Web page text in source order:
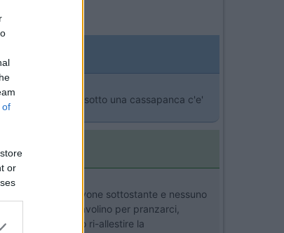
of
or
che sotto una cassapanca c'e'
spazio nel gavone sottostante e nessuno
servita come tavolino per pranzarci,
altro motivo ri-allestire la